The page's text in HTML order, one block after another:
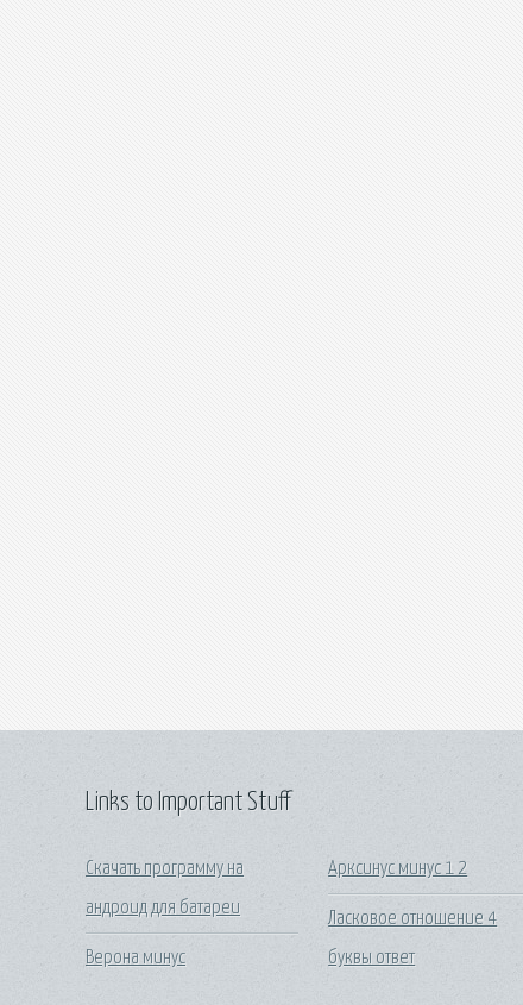
Links to Important Stuff
Скачать программу на
андроид для батареи
Верона минус
Арксинус минус 1 2
Ласковое отношение 4
буквы ответ